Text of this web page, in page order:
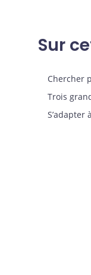
Sur
Chercher
Trois
S’adapter